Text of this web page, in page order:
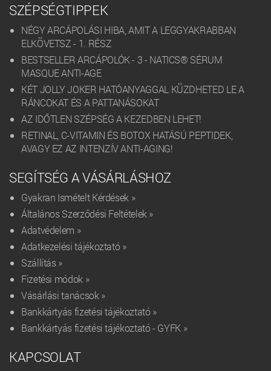
SZÉPSÉGTIPPEK
NÉGY ARCÁPOLÁSI HIBA, AMIT A LEGGYAKRABBAN
ELKÖVETSZ - 1. RÉSZ
BESTSELLER ARCÁPOLÓK - 3 - NATICS® SÉRUM
MASQUE ANTI-AGE
KÉT JOLLY JOKER HATÓANYAGGAL KÜZDHETED LE A
RÁNCOKAT ÉS A PATTANÁSOKAT
AZ IDŐTLEN SZÉPSÉG A KEZEDBEN LEHET!
RETINAL, C-VITAMIN ÉS BOTOX HATÁSÚ PEPTIDEK,
AVAGY EZ AZ INTENZÍV ANTI-AGING!
SEGÍTSÉG A VÁSÁRLÁSHOZ
Gyakran Ismételt Kérdések »
Általános Szerződési Feltételek »
Adatvédelem »
Adatkezelési tájékoztató »
Szállítás »
Fizetési módok »
Vásárlási tanácsok »
Bankkártyás fizetési tájékoztató »
Bankkártyás fizetési tájékoztató - GYFK »
KAPCSOLAT